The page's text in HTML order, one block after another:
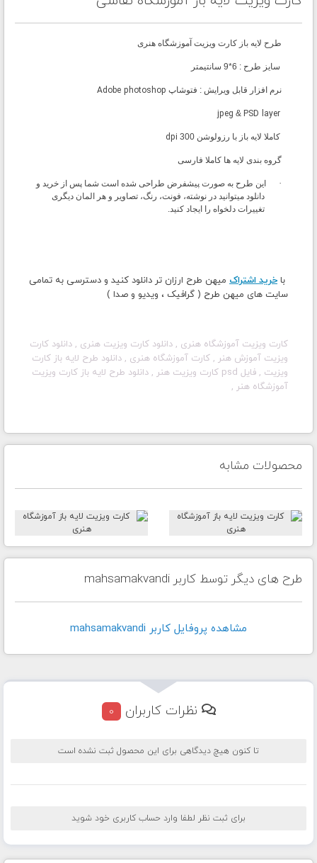
طرح لایه باز کارت ویزیت آموزشگاه هنری
سایز طرح : 6*9 سانتیمتر
نرم افزار قابل ویرایش : فتوشاپ Adobe photoshop
PSD layer
&
jpeg
کاملا لایه باز با رزولوشن 300
dpi
گروه بندی لایه ها کاملا فارسی
·
این طرح به صورت پیشفرض طراحی شده است شما پس از خرید و
دانلود میتوانید در نوشته، فونت، رنگ، تصاویر و هر المان دیگری
تغییرات دلخواه را ایجاد کنید.
با خرید اشتراک میهن طرح ارزان تر دانلود کنید و دسترسی به تمامی
سایت های میهن طرح ( گرافیک ، ویدیو و صدا )
کارت ویزیت آموزشگاه هنری , دانلود کارت ویزیت هنری , دانلود کارت
ویزیت آموزش هنر , کارت آموزشگاه هنری , دانلود طرح لایه باز کارت
ویزیت , فایل psd کارت ویزیت هنر
, دانلود طرح لایه باز کارت ویزیت
آموزشگاه هنر ,
محصولات مشابه
طرح های دیگر توسط کاربر mahsamakvandi
مشاهده پروفايل کاربر mahsamakvandi
نظرات کاربران 0
تا کنون هیچ دیدگاهی برای این محصول ثبت نشده است
برای ثبت نظر لطفا وارد حساب کاربری خود شوید